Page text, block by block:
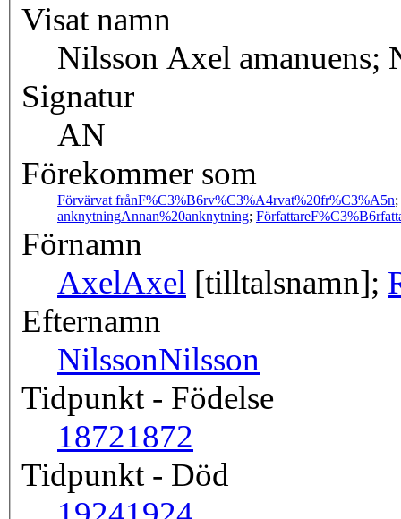
Visat namn
Nilsson Axel
Signatur
AN
Förekommer som
Förvärvat frånF%C3%B6rv%C3%A4rvat%20fr%C3%A5n;
anknytningAnnan%20anknytning; Författare
Förnamn
AxelAxel [tilltalsnamn];
Efternamn
NilssonNilsson
Tidpunkt - Födelse
18721872
Tidpunkt - Död